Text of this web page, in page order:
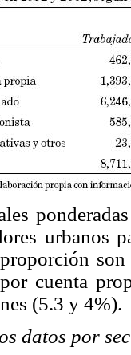
urbanos
cuenta
(5.3 y 4%).
datos por